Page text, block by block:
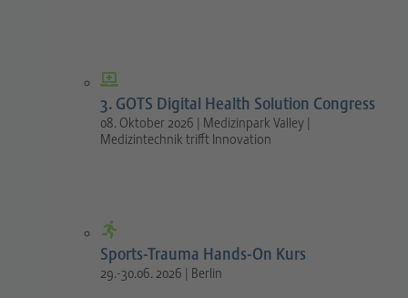
3. GOTS Digital Health Solution Congress
08. Oktober 2026 | Medizinpark Valley |
Medizintechnik trifft Innovation
Sports-Trauma Hands-On Kurs
29.-30.06. 2026 | Berlin